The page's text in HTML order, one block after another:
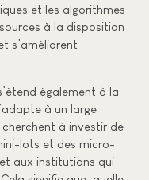
et les algorithmes
à la disposition
s’améliorent
également à la
à un large
à investir de
lots et des micro-
aux institutions qui